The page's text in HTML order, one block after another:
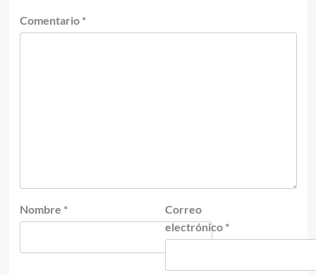
Comentario *
Nombre *
Correo
electrónico *